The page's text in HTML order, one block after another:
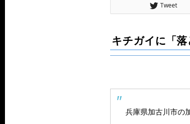
Tweet
キチガイに「
兵庫県加古川市の